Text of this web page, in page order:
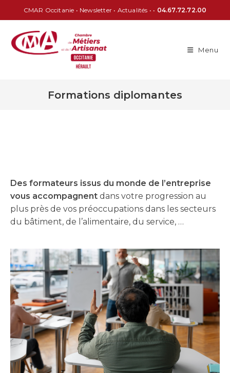
CMAR Occitanie • Newsletter • Actualités • • 04.67.72.72.00
Menu
Formations diplomantes
Des formateurs issus du monde de l’entreprise
vous accompagnent dans votre progression au
plus près de vos préoccupations dans les secteurs
du bâtiment, de l’alimentaire, du service, …